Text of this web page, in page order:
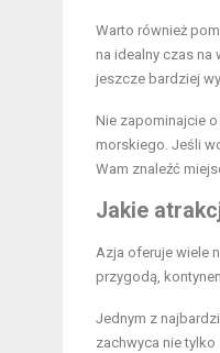
Warto również
na idealny czas
jeszcze bardziej
Nie zapominajcie
morskiego. Jeśli
Wam znaleźć
Jakie
Azja oferuje wiele
przygodą,
Jednym z
zachwyca nie